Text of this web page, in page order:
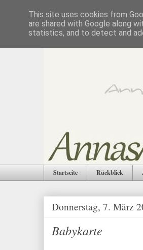
Startseite Rückblick
Donnerstag, 7. März
Babykarte
This site uses cookies from
are shared with Google along
statistics, and to detect and